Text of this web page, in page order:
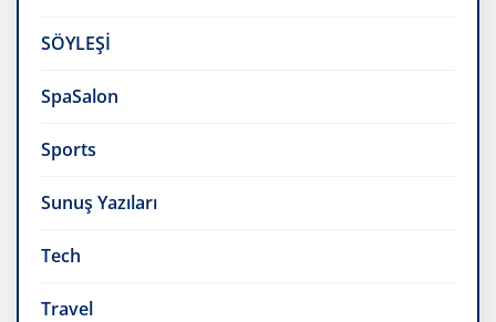
SÖYLEŞİ
SpaSalon
Sports
Sunuş Yazıları
Tech
Travel